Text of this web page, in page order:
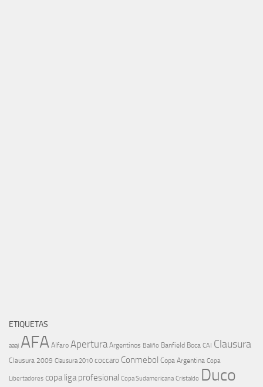
ETIQUETAS
aaaj AFA Alfaro Apertura Argentinos Baliño Banfield Boca CAI Clausura
Clausura 2009 Clausura 2010 coccaro Conmebol Copa Argentina Copa
Libertadores copa liga profesional Copa Sudamericana Cristaldo Duco